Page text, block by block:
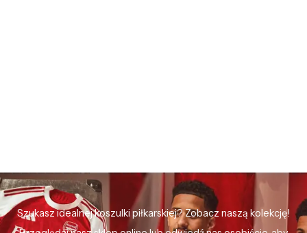
Szukasz idealnej koszulki piłkarskiej? Zobacz naszą kolekcję!